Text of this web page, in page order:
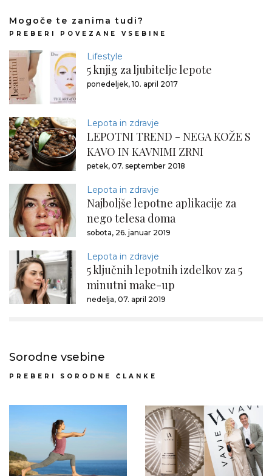
Mogoče te zanima tudi?
PREBERI POVEZANE VSEBINE
Lifestyle
5 knjig za ljubitelje lepote
ponedeljek, 10. april 2017
Lepota in zdravje
LEPOTNI TREND - NEGA KOŽE S
KAVO IN KAVNIMI ZRNI
petek, 07. september 2018
Lepota in zdravje
Najboljše lepotne aplikacije za
nego telesa doma
sobota, 26. januar 2019
Lepota in zdravje
5 ključnih lepotnih izdelkov za 5
minutni make-up
nedelja, 07. april 2019
Sorodne vsebine
PREBERI SORODNE ČLANKE